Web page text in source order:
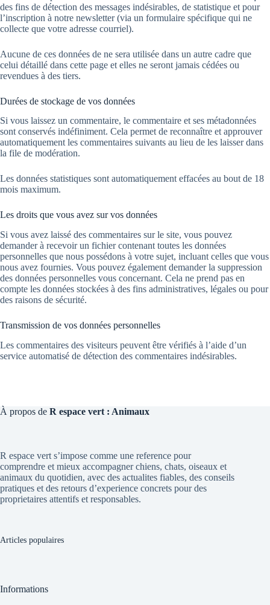
des fins de détection des messages indésirables, de statistique et pour
l’inscription à notre newsletter (via un formulaire spécifique qui ne
collecte que votre adresse courriel).
Aucune de ces données de ne sera utilisée dans un autre cadre que
celui détaillé dans cette page et elles ne seront jamais cédées ou
revendues à des tiers.
Durées de stockage de vos données
Si vous laissez un commentaire, le commentaire et ses métadonnées
sont conservés indéfiniment. Cela permet de reconnaître et approuver
automatiquement les commentaires suivants au lieu de les laisser dans
la file de modération.
Les données statistiques sont automatiquement effacées au bout de 18
mois maximum.
Les droits que vous avez sur vos données
Si vous avez laissé des commentaires sur le site, vous pouvez
demander à recevoir un fichier contenant toutes les données
personnelles que nous possédons à votre sujet, incluant celles que vous
nous avez fournies. Vous pouvez également demander la suppression
des données personnelles vous concernant. Cela ne prend pas en
compte les données stockées à des fins administratives, légales ou pour
des raisons de sécurité.
Transmission de vos données personnelles
Les commentaires des visiteurs peuvent être vérifiés à l’aide d’un
service automatisé de détection des commentaires indésirables.
À propos de R espace vert : Animaux
R espace vert s’impose comme une reference pour
comprendre et mieux accompagner chiens, chats, oiseaux et
animaux du quotidien, avec des actualites fiables, des conseils
pratiques et des retours d’experience concrets pour des
proprietaires attentifs et responsables.
Articles populaires
Informations